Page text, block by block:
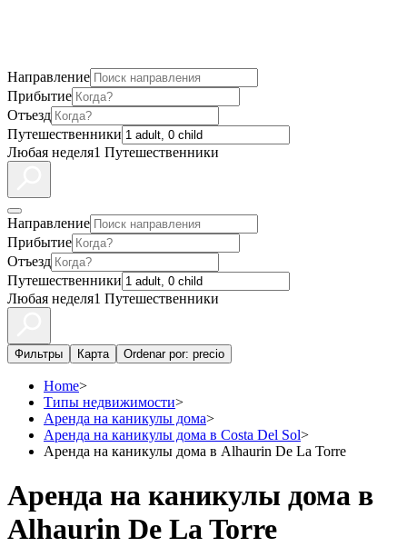
Направление
Прибытие
Отъезд
Путешественники
Любая неделя1 Путешественники
Направление
Прибытие
Отъезд
Путешественники
Любая неделя1 Путешественники
Фильтры Карта Ordenar por: precio
Home>
Типы недвижимости>
Аренда на каникулы дома>
Аренда на каникулы дома в Costa Del Sol>
Аренда на каникулы дома в Alhaurin De La Torre
Аренда на каникулы дома в
Alhaurin De La Torre